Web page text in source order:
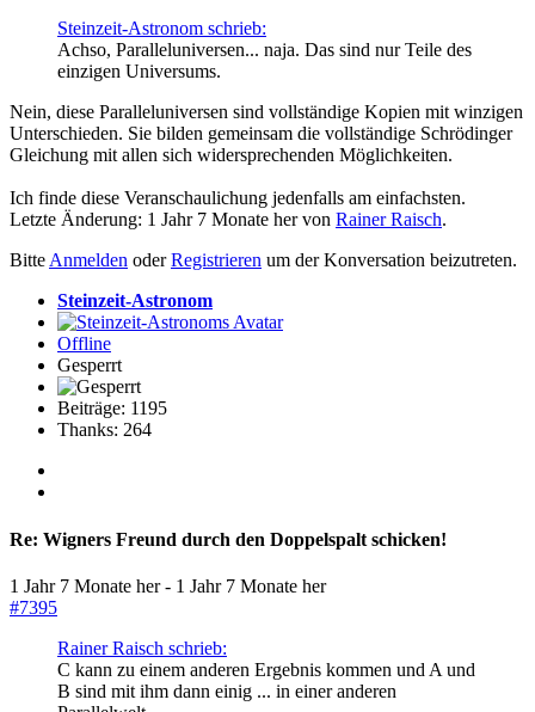
Steinzeit-Astronom schrieb:
Achso, Paralleluniversen... naja. Das sind nur Teile des
einzigen Universums.
Nein, diese Paralleluniversen sind vollständige Kopien mit winzigen
Unterschieden. Sie bilden gemeinsam die vollständige Schrödinger
Gleichung mit allen sich widersprechenden Möglichkeiten.
Ich finde diese Veranschaulichung jedenfalls am einfachsten.
Letzte Änderung: 1 Jahr 7 Monate her von Rainer Raisch.
Bitte Anmelden oderRegistrieren um der Konversation beizutreten.
Steinzeit-Astronom
Offline
Gesperrt
Beiträge: 1195
Thanks: 264
Re: Wigners Freund durch den Doppelspalt schicken!
1 Jahr 7 Monate her- 1 Jahr 7 Monate her
#7395
Rainer Raisch schrieb:
C kann zu einem anderen Ergebnis kommen und A und
B sind mit ihm dann einig ... in einer anderen